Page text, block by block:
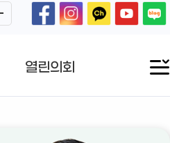
열린의회